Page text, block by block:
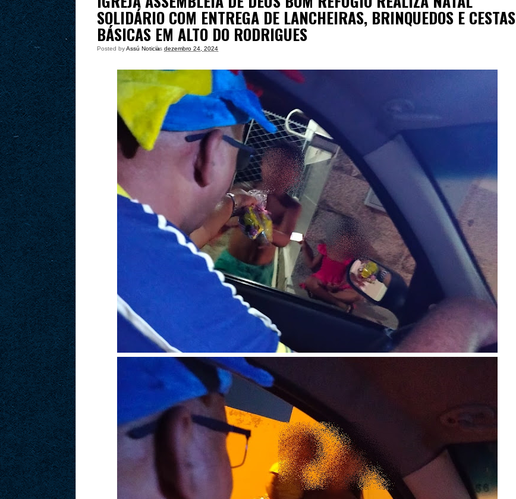
SOLIDÁRIO COM ENTREGA DE LANCHEIRAS, BRINQUEDOS E CESTAS
BÁSICAS EM ALTO DO RODRIGUES
Posted byAssú Noticia
às dezembro 24, 2024